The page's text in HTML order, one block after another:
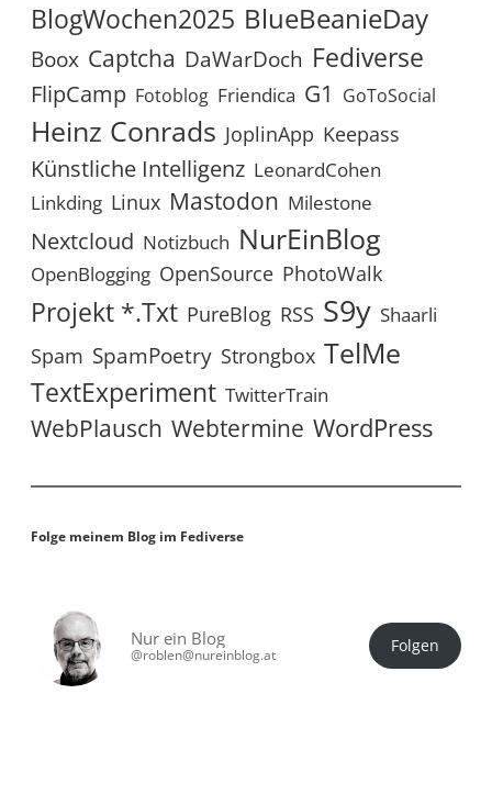
BlogWochen2025 BlueBeanieDay
Boox Captcha DaWarDoch Fediverse
FlipCamp Fotoblog Friendica G1 GoToSocial
Heinz Conrads JoplinApp Keepass
Künstliche Intelligenz LeonardCohen
Linkding Linux Mastodon Milestone
Nextcloud Notizbuch NurEinBlog
OpenBlogging OpenSource PhotoWalk
Projekt *.txt PureBlog RSS S9y Shaarli
Spam SpamPoetry Strongbox TelMe
TextExperiment TwitterTrain
WebPlausch Webtermine WordPress
Folge meinem Blog im Fediverse
Nur ein Blog
@roblen@nureinblog.at Folgen